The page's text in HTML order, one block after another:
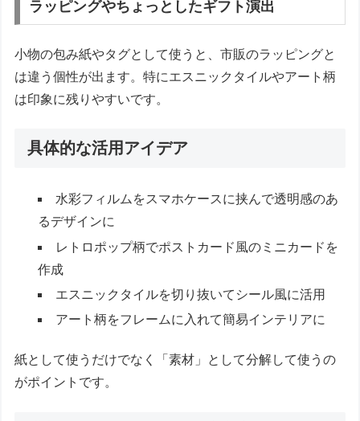
ラッピングやちょっとしたギフト演出
小物の包み紙やタグとして使うと、市販のラッピングと
は違う個性が出ます。特にエスニックタイルやアート柄
は印象に残りやすいです。
具体的な活用アイデア
水彩フィルムをスマホケースに挟んで透明感のあ
るデザインに
レトロポップ柄でポストカード風のミニカードを
作成
エスニックタイルを切り抜いてシール風に活用
アート柄をフレームに入れて簡易インテリアに
紙として使うだけでなく「素材」として分解して使うの
がポイントです。